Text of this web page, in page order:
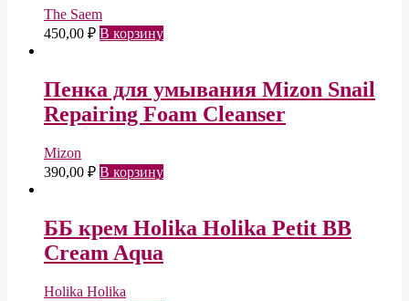
The Saem
450,00 ₽ В корзину
Пенка для умывания Mizon Snail
Repairing Foam Cleanser
Mizon
390,00 ₽ В корзину
ББ крем Holika Holika Petit BB
Cream Aqua
Holika Holika